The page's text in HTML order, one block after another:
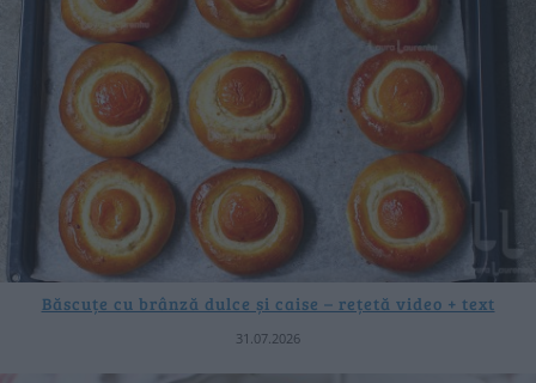
Băscuțe cu brânză dulce și caise – rețetă video + text
31.07.2026